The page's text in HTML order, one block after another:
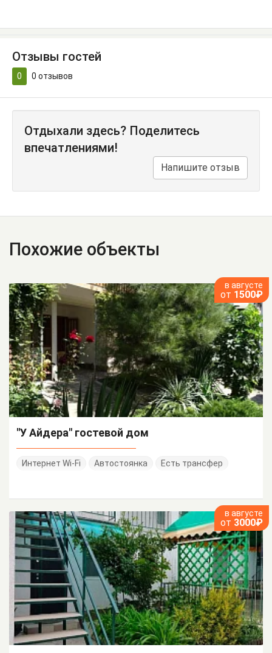
Отзывы гостей
0 0 отзывов
Отдыхали здесь? Поделитесь
впечатлениями!
Напишите отзыв
Похожие объекты
в августе
от 1500₽
"У Айдера" гостевой дом
Интернет Wi-Fi Автостоянка Есть трансфер
в августе
от 3000₽